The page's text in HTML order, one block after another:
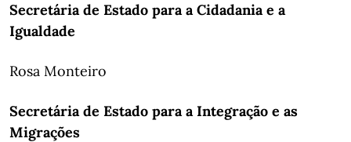
Secretária de Estado para a Cidadania e a
Igualdade
Rosa Monteiro
Secretária de Estado para a Integração e as
Migrações